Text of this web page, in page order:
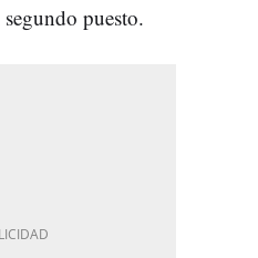
puesto.